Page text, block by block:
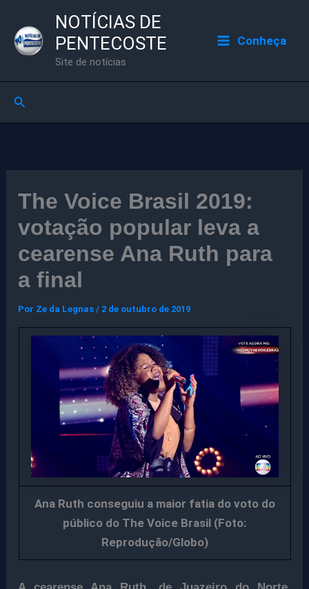
para
NOTÍCIAS DE
PENTECOSTE
Site de notícias
Conheça
Pesquisar
The Voice Brasil 2019:
votação popular leva a
cearense Ana Ruth para
a final
Por Ze da Legnas/ 2 de outubro de 2019
Ana Ruth conseguiu a maior fatia do voto do
público do The Voice Brasil (Foto:
Reprodução/Globo)